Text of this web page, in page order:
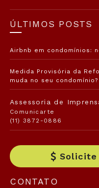
ÚLTIMOS POSTS
Airbnb em condomínios:
Medida Provisória da
muda no seu condomínio?
Assessoria de
Comunicarte
(11) 3872-0886
Solicite
CONTATO